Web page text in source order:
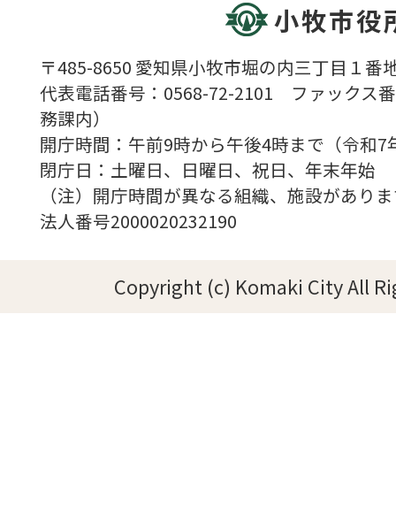
小牧市役
〒485-8650 愛知県小牧市堀の内三丁目１番
代表電話番号：0568-72-2101 ファックス
務課内）
開庁時間：午前9時から午後4時まで（令
閉庁日：土曜日、日曜日、祝日、年末年始
（注）開庁時間が異なる組織、施設があり
法人番号2000020232190
Copyright (c) Komaki City All